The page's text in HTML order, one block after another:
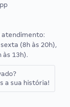
atendimento:
(8h às 20h),
às 13h).
a sua história!